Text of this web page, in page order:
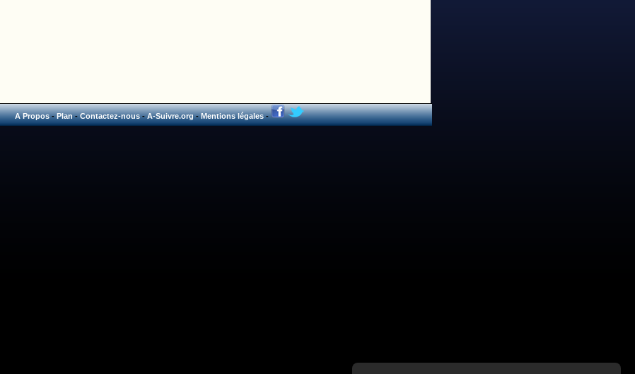
A Propos-Plan-Contactez-nous-A-Suivre.org-Mentions légales-